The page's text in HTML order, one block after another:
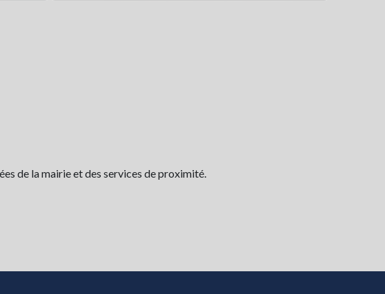
de la mairie et des services de proximité.